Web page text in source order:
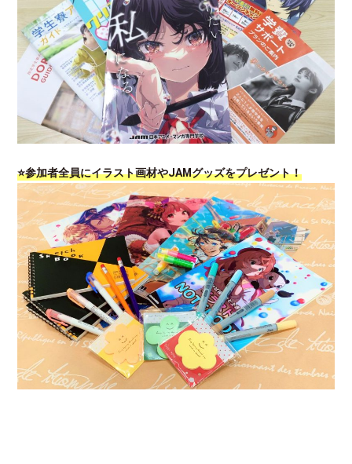
⭐参加者全員にイラスト画材やJAMグッズをプレゼント！